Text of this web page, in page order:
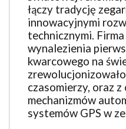
łączy tradycję
innowacyjnymi
technicznymi. Firma
wynalezienia
kwarcowego na
czasomierzy, oraz
mechanizmów
systemów GPS w